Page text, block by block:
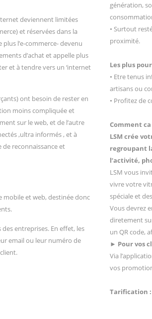
deviennent limitées
et réservées dans la
l’e-commerce- devenu
d’achat et appelle plus
et à tendre vers un ‘internet
ont besoin de rester en
moins compliquée et
sur le web, et de l’autre
,ultra informés , et à
de reconnaissance et
mobile et web, destinée donc
entreprises. En effet, les
email ou leur numéro de
génération,
• Surtout
proximité.
Les plus
• Etre tenus
artisans ou
• Profitez de
Comment
LSM crée
regroupant
l’activité,
LSM vous
vivre votre
spéciale et
Vous devrez
diretement
un QR code,
► Pour vos
Via
vos
Tarification